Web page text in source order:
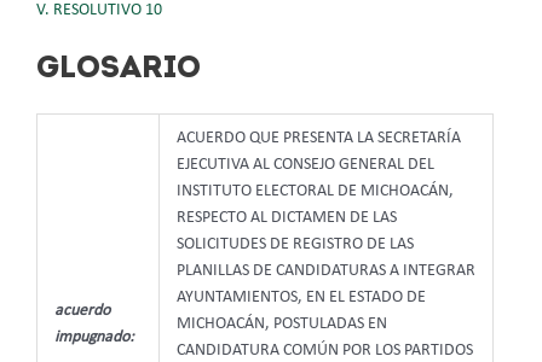
V. RESOLUTIVO 10
GLOSARIO
acuerdo
impugnado:
ACUERDO QUE PRESENTA LA SECRETARÍA
EJECUTIVA AL CONSEJO GENERAL DEL
INSTITUTO ELECTORAL DE MICHOACÁN,
RESPECTO AL DICTAMEN DE LAS
SOLICITUDES DE REGISTRO DE LAS
PLANILLAS DE CANDIDATURAS A INTEGRAR
AYUNTAMIENTOS, EN EL ESTADO DE
MICHOACÁN, POSTULADAS EN
CANDIDATURA COMÚN POR LOS PARTIDOS